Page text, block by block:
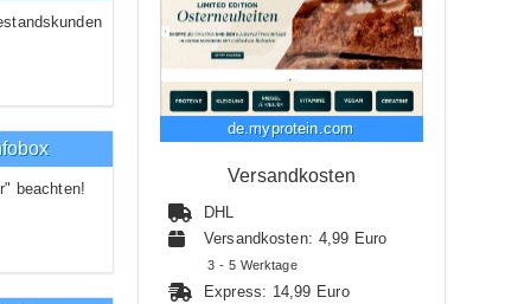
beachten!
de.myprotein.com
Versandkosten
DHL
Versandkosten: 4,99 Euro
3 - 5 Werktage
Express: 14,99 Euro